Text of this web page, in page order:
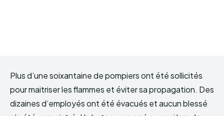
Plus d’une soixantaine de pompiers ont été sollicités
pour maitriser les flammes et éviter sa propagation. Des
dizaines d’employés ont été évacués et aucun blessé